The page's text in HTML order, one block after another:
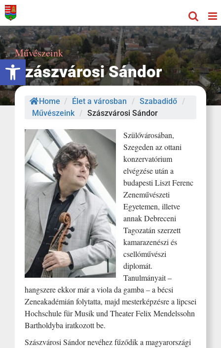
Eszköztár megnyitása
Kihagyás
Művészeink
Szászvárosi Sándor
Home / Élet a városban / Szabadidő /
Művészeink / Szászvárosi Sándor
Szülővárosában,
Szegeden az ottani
konzervatórium
elvégzése után a
budapesti Liszt Ferenc
Zeneművészeti
Egyetemen, illetve
annak Debreceni
Tagozatán szerzett
kamarazenészi és
csellóművészi
diplomát.
Tanulmányait –
hangszere ekkor már a viola da gamba – a bécsi
Zeneakadémián folytatta, majd mesterképzésre a lipcsei
Hochschule für Musik und Theater Felix Mendelssohn
Bartholdyba iratkozott be.
Szászvárosi Sándor nevéhez fűződik a magyarországi